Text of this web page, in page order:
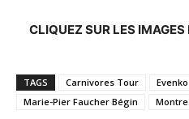
CLIQUEZ SUR LES
TAGS Carnivores Tour Evenko
Marie-Pier Faucher Bégin